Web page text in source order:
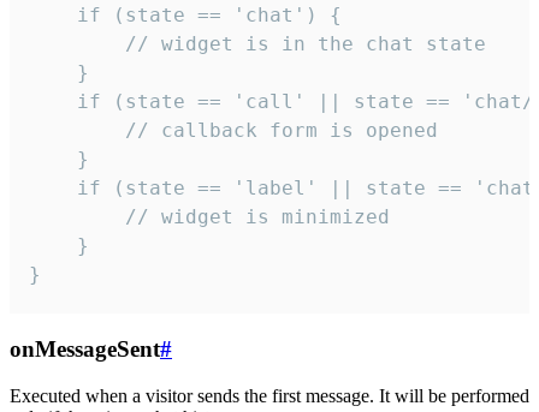
    if (state == 'chat') {
        // widget is in the chat state
    }
if (state == 'call' || state ==
        // callback form is opened
    }
if (state == 'label' || state ==
        // widget is minimized
    }
}
onMessageSent#
Executed when a visitor sends the first message. It will be performed